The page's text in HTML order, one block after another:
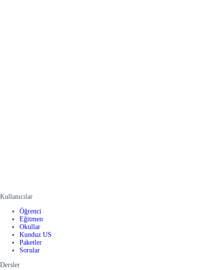
Kullanıcılar
Öğrenci
Eğitmen
Okullar
Kunduz US
Paketler
Sorular
Dersler